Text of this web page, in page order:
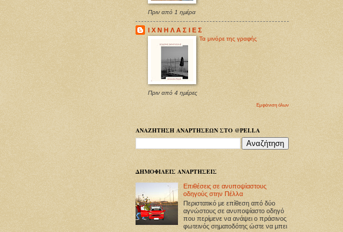
Πριν από 1 ημέρα
Ι Χ Ν Η Λ Α Σ Ι Ε Σ
Τα μινόρε της γραφής
Πριν από 4 ημέρες
Εμφάνιση όλων
ΑΝΑΖΗΤΗΣΗ ΑΝΑΡΤΗΣΕΩΝ ΣΤΟ @PELLA
ΔΗΜΟΦΙΛΕΙΣ ΑΝΑΡΤΗΣΕΙΣ
Επιθέσεις σε ανυποψίαστους
οδηγούς στην Πέλλα
Περιστατικό με επίθεση από δύο
αγνώστους σε ανυποψίαστο οδηγό
που περίμενε να ανάψει ο πράσινος
φωτεινός σηματοδότης ώστε να μπει